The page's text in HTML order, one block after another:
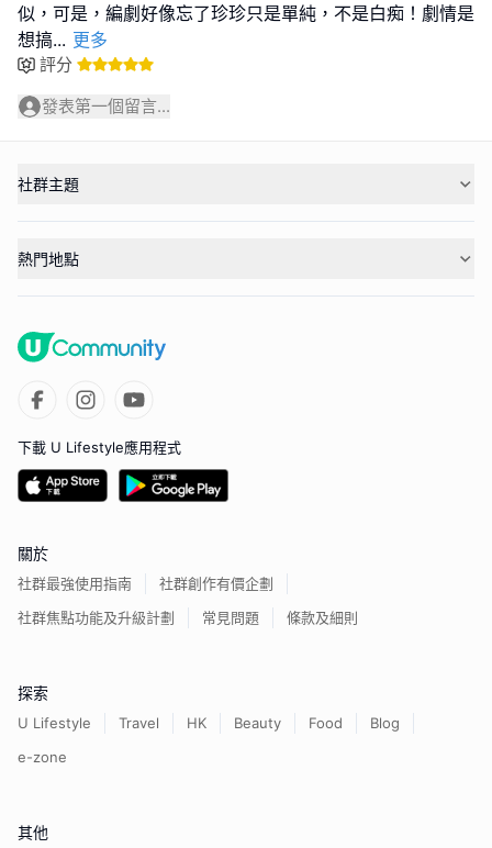
似，可是，編劇好像忘了珍珍只是單純，不是白痴！劇情是
想搞... 更多
評分
發表第一個留言...
社群主題
熱門地點
下載 U Lifestyle應用程式
關於
社群最強使用指南
社群創作有價企劃
社群焦點功能及升級計劃
常見問題 條款及細則
探索
U Lifestyle Travel HK Beauty Food
Blog
e-zone
其他